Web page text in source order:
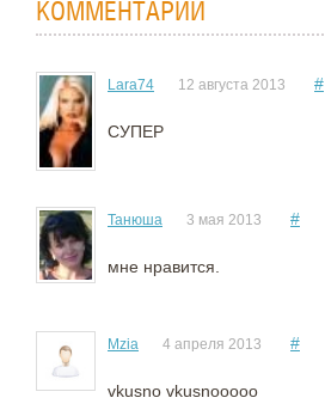
КОММЕНТАРИИ
Lara74 12 августа 2013 #
СУПЕР
Танюша 3 мая 2013 #
мне нравится.
Mzia 4 апреля 2013 #
vkusno vkusnooooo